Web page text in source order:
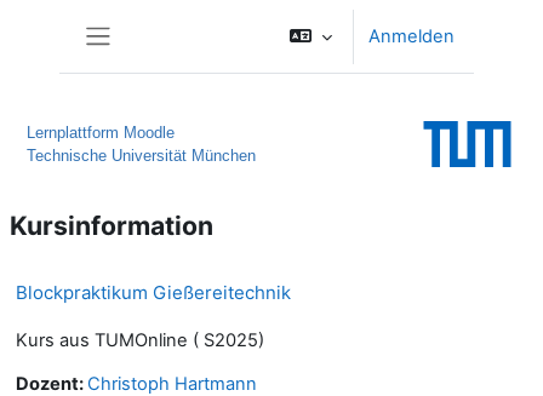
Anmelden
Lernplattform Moodle
Technische Universität München
Kursinformation
Blockpraktikum Gießereitechnik
Kurs aus TUMOnline ( S2025)
Dozent:Christoph Hartmann